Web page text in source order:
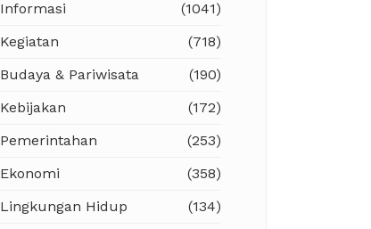
Informasi
(1041)
Kegiatan
(718)
Budaya & Pariwisata
(190)
Kebijakan
(172)
Pemerintahan
(253)
Ekonomi
(358)
Lingkungan Hidup
(134)